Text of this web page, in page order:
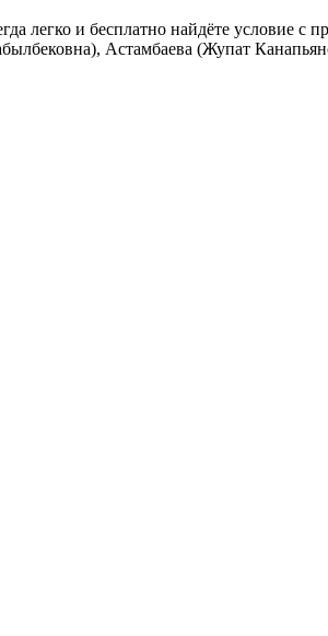
легко и бесплатно найдёте условие
Астамбаева (Жупат